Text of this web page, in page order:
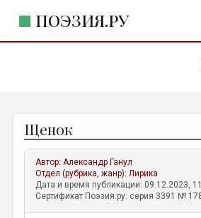
ПОЭЗИЯ.РУ
ЖАНРЫ
АВТОРЫ
КОММЕНТАРИИ
ЛИТСАЛОН
Щенок
Автор:Александр Ганул
Отдел (рубрика, жанр):Лирика
Дата и время публикации: 09.12.2023,
Сертификат Поэзия.ру: серия 3391 №